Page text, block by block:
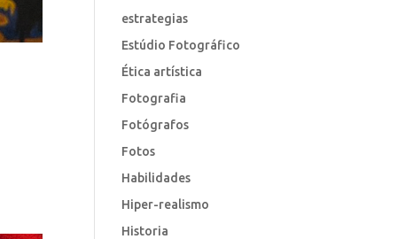
estrategias
Estúdio Fotográfico
Ética artística
Fotografia
Fotógrafos
Fotos
Habilidades
Hiper-realismo
Historia